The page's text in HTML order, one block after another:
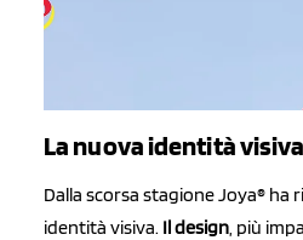
La nuova identità visiva
Dalla scorsa stagione Joya® ha
identità visiva. Il design , più